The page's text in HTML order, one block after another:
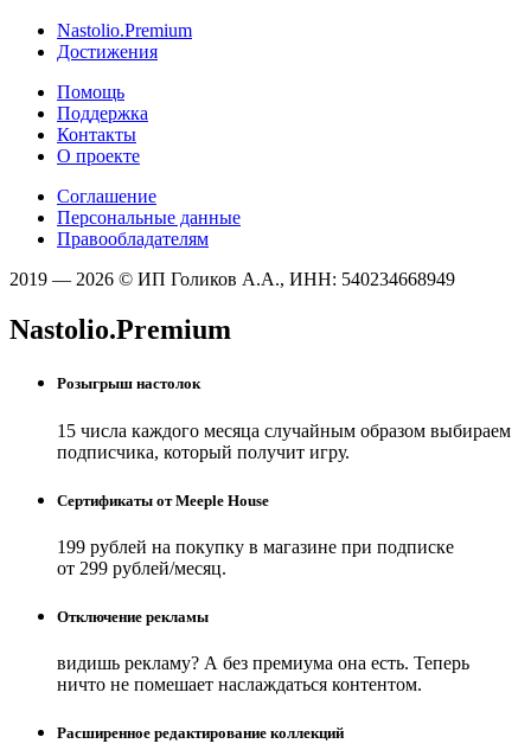
Nastolio.Premium
Достижения
Помощь
Поддержка
Контакты
О проекте
Соглашение
Персональные данные
Правообладателям
2019 — 2026 © ИП Голиков А.А., ИНН: 540234668949
Nastolio.Premium
Розыгрыш настолок
15 числа каждого месяца случайным образом выбираем
подписчика, который получит игру.
Сертификаты от Meeple House
199 рублей на покупку в магазине при подписке
от 299 рублей/месяц.
Отключение рекламы
видишь рекламу? А без премиума она есть. Теперь
ничто не помешает наслаждаться контентом.
Расширенное редактирование коллекций